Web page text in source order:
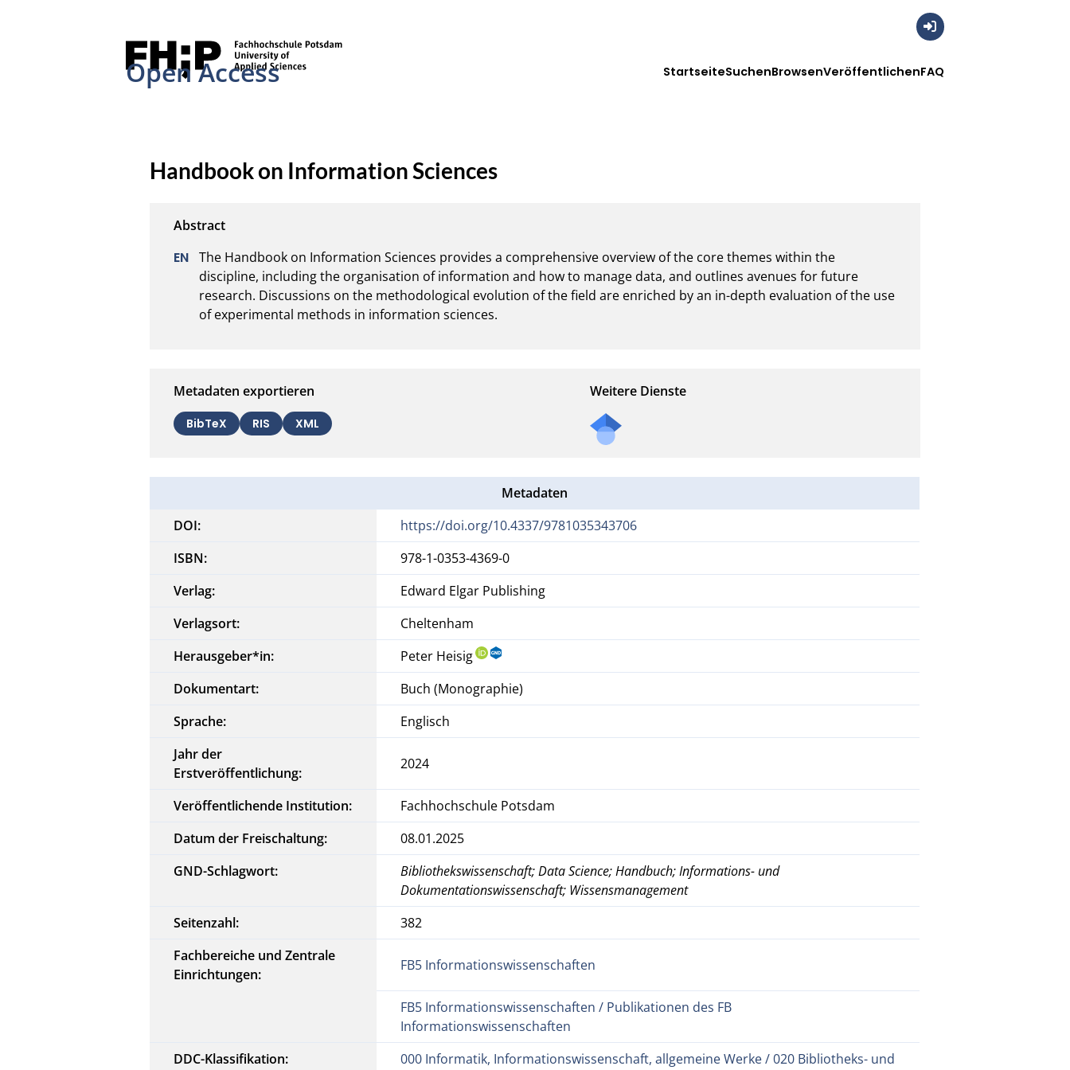
Open Access StartseiteSuchenBrowsenVeröffentlichenFAQ
Handbook on Information Sciences
The Handbook on Information Sciences provides a comprehensive overview of the core themes within the
discipline, including the organisation of information and how to manage data, and outlines avenues for future
research. Discussions on the methodological evolution of the field are enriched by an in-depth evaluation of the use
of experimental methods in information sciences.
Metadaten exportieren
BibTeX RIS XML
Weitere Dienste
Metadaten
DOI:
https://doi.org/10.4337/9781035343706
ISBN:
978-1-0353-4369-0
Verlag:
Edward Elgar Publishing
Verlagsort:
Cheltenham
Herausgeber*in:
Peter Heisig
Dokumentart:
Buch (Monographie)
Sprache:
Englisch
Jahr der
Erstveröffentlichung:
2024
Veröffentlichende Institution:
Fachhochschule Potsdam
Datum der Freischaltung:
08.01.2025
GND-Schlagwort:
Bibliothekswissenschaft; Data Science; Handbuch; Informations- und
Dokumentationswissenschaft; Wissensmanagement
Seitenzahl:
382
Fachbereiche und Zentrale
Einrichtungen:
FB5 Informationswissenschaften
FB5 Informationswissenschaften / Publikationen des FB
Informationswissenschaften
DDC-Klassifikation:
000 Informatik, Informationswissenschaft, allgemeine Werke / 020 Bibliotheks- und